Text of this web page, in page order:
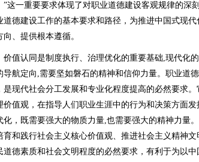
”这一重要要求体现了对职业道德建设客观规律的深
道德建设工作的基本要求和路径，为推进中国式现
向、提供根本遵循。
认同是制度执行、治理优化的重要基础,现代化的
导航定向,需要坚如磐石的精神和信仰力量。职业道
是现代社会分工发展和专业化程度提高的必然要求
价值观，在指导人们职业生涯中的行为和决策方面
化，既需要强大的物质力量,也需要强大的精神力量
育和践行社会主义核心价值观、推进社会主义精神
道德素质和社会文明程度的必然要求，有利于为以